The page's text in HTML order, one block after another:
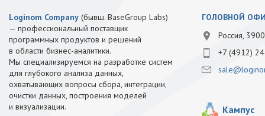
Loginom Company (бывш. BaseGroup Labs)
— профессиональный поставщик
программных продуктов и решений
в области бизнес-аналитики.
Мы специализируемся на разработке систем
для глубокого анализа данных,
охватывающих вопросы сбора, интеграции,
очистки данных, построения моделей
и визуализации.
ГОЛОВНОЙ
Россия,
+7 (4912)
Кампус